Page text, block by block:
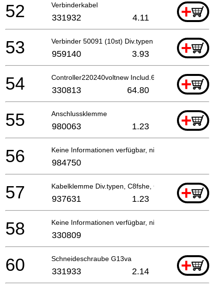
Verbinderkabel +
52 331932 4.11
Verbinder 50091 (10st) Div.typen +
53 959140 3.93
Controller220240voltnew Includ.65 +
54 330813 64.80
Anschlussklemme +
55 980063 1.23
Keine Informationen verfügbar, nicht bestellbar
56 984750
Kabelklemme Div.typen, C8fshe, Cm5sb, C8fse
+
57 937631 1.23
Keine Informationen verfügbar, nicht bestellbar
58 330809
Schneideschraube G13va +
60 331933 2.14